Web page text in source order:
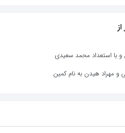
و با استعداد محمد سعیدی
و مهراد هیدن به نام کمین